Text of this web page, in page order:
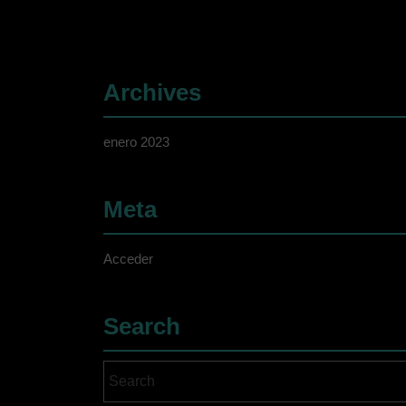
Archives
enero 2023
Meta
Acceder
Search